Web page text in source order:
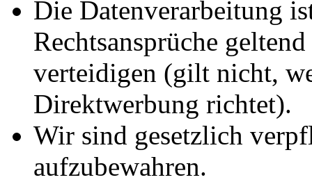
Die Datenverarbeitung
Rechtsansprüche
verteidigen (gilt nicht,
Direktwerbung richtet).
Wir sind gesetzlich
aufzubewahren.